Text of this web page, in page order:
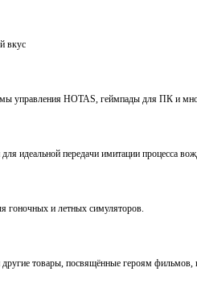
вкус
управления HOTAS, геймпады для ПК и
идеальной передачи имитации процесса
гоночных и летных симуляторов.
товары, посвящённые героям фильмов,